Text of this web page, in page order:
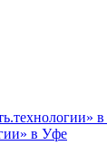
в Уфе